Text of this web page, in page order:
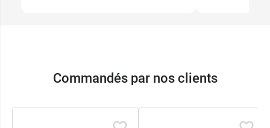
Commandés par nos clients